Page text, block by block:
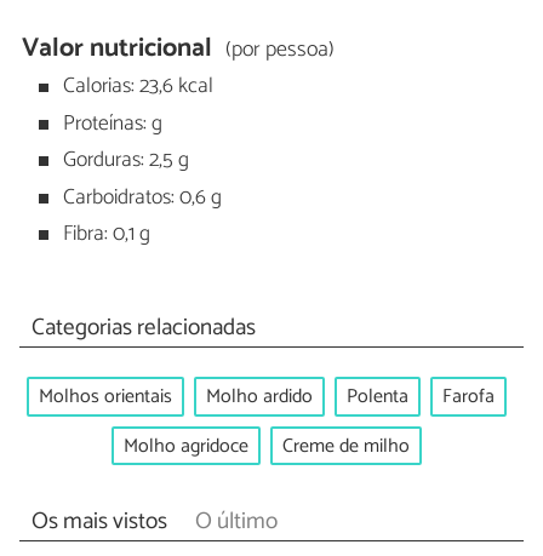
Valor nutricional (por pessoa)
Calorias: 23,6 kcal
Proteínas: g
Gorduras: 2,5 g
Carboidratos: 0,6 g
Fibra: 0,1 g
Categorias relacionadas
Molhos orientais Molho ardido Polenta
Farofa
Molho agridoce
Creme de milho
Os mais vistos O último